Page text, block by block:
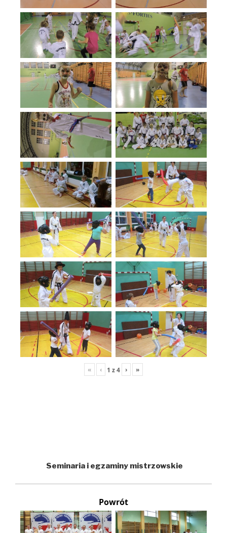
« ‹ 1 z4 › »
Seminaria i egzaminy mistrzowskie
Powrót